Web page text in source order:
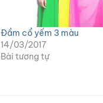
Đầm cổ yếm 3 màu
14/03/2017
Bài tương tự